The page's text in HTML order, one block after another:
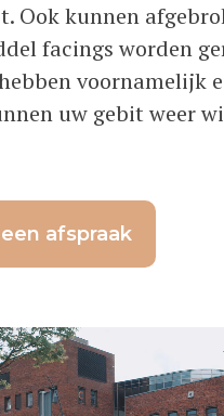
Ook kunnen
facings worden
voornamelijk
uw gebit weer
afspraak